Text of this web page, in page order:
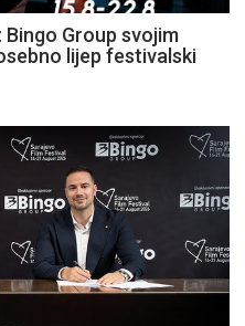
Bingo Group svojim
lijep festivalski